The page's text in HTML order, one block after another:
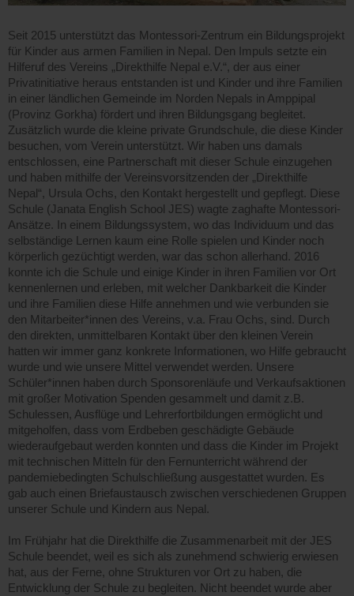
Seit 2015 unterstützt das Montessori-Zentrum ein Bildungsprojekt
für Kinder aus armen Familien in Nepal. Den Impuls setzte ein
Hilferuf des Vereins „Direkthilfe Nepal e.V.“, der aus einer
Privatinitiative heraus entstanden ist und Kinder und ihre Familien
in einer ländlichen Gemeinde im Norden Nepals in Amppipal
(Provinz Gorkha) fördert und ihren Bildungsgang begleitet.
Zusätzlich wurde die kleine private Grundschule, die diese Kinder
besuchen, vom Verein unterstützt. Wir haben uns damals
entschlossen, eine Partnerschaft mit dieser Schule einzugehen
und haben mithilfe der Vereinsvorsitzenden der „Direkthilfe
Nepal“, Ursula Ochs, den Kontakt hergestellt und gepflegt. Diese
Schule (Janata English School JES) wagte zaghafte Montessori-
Ansätze. In einem Bildungssystem, wo das Individuum und das
selbständige Lernen kaum eine Rolle spielen und Kinder noch
körperlich gezüchtigt werden, war das schon allerhand. 2016
konnte ich die Schule und einige Kinder in ihren Familien vor Ort
kennenlernen und erleben, mit welcher Dankbarkeit die Kinder
und ihre Familien diese Hilfe annehmen und wie verbunden sie
den Mitarbeiter*innen des Vereins, v.a. Frau Ochs, sind. Durch
den direkten, unmittelbaren Kontakt über den kleinen Verein
hatten wir immer ganz konkrete Informationen, wo Hilfe gebraucht
wurde und wie unsere Mittel verwendet werden. Unsere
Schüler*innen haben durch Sponsorenläufe und Verkaufsaktionen
mit großer Motivation Spenden gesammelt und damit z.B.
Schulessen, Ausflüge und Lehrerfortbildungen ermöglicht und
mitgeholfen, dass vom Erdbeben geschädigte Gebäude
wiederaufgebaut werden konnten und dass die Kinder im Projekt
mit technischen Mitteln für den Fernunterricht während der
pandemiebedingten Schulschließung ausgestattet wurden. Es
gab auch einen Briefaustausch zwischen verschiedenen Gruppen
unserer Schule und Kindern aus Nepal.
Im Frühjahr hat die Direkthilfe die Zusammenarbeit mit der JES
Schule beendet, weil es sich als zunehmend schwierig erwiesen
hat, aus der Ferne, ohne Strukturen vor Ort zu haben, die
Entwicklung der Schule zu begleiten. Nicht beendet wurde aber